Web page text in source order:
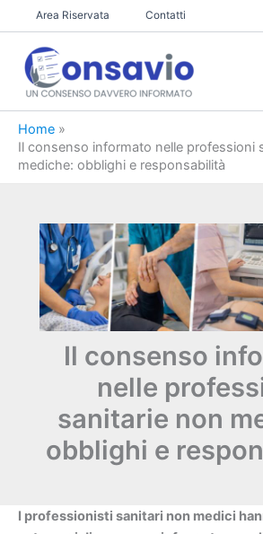
al
contenuto
Area Riservata Contatti
Home
Il consenso informato nelle professioni
mediche: obblighi e responsabilità
Il consenso
nelle
sanitarie non
obblighi e
I professionisti sanitari non medici